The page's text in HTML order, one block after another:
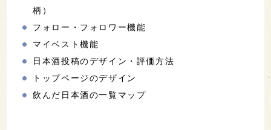
柄）
フォロー・フォロワー機能
マイベスト機能
日本酒投稿のデザイン・評価方法
トップページのデザイン
飲んだ日本酒の一覧マップ